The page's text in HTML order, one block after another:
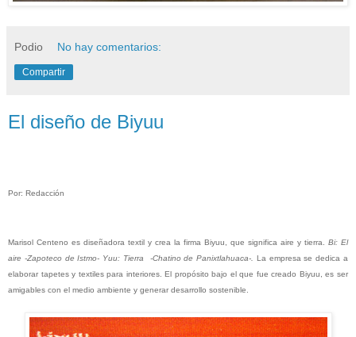
Podio No hay comentarios:
Compartir
El diseño de Biyuu
Por: Redacción
Marisol Centeno es diseñadora textil y crea la firma Biyuu, que significa aire y tierra. Bi: El
aire -Zapoteco de Istmo- Yuu: Tierra -Chatino de Panixtlahuaca-. La empresa se dedica a
elaborar tapetes y textiles para interiores. El propósito bajo el que fue creado Biyuu, es ser
amigables con el medio ambiente y generar desarrollo sostenible.